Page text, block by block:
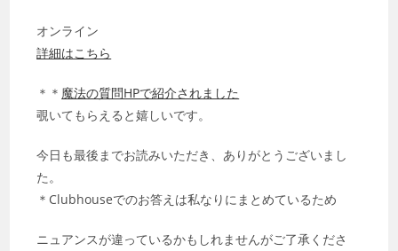
オンライン
詳細はこちら
＊＊ 魔法の質問HPで紹介されました
覗いてもらえると嬉しいです。
今日も最後までお読みいただき、ありがとうございまし
た。
＊Clubhouseでのお答えは私なりにまとめているため
ニュアンスが違っているかもしれませんがご了承くださ